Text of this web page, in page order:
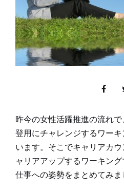
昨今の女性活躍推進の流れ
登用にチャレンジするワー
います。そこでキャリアカ
ャリアアップするワーキン
仕事への姿勢をまとめてみま